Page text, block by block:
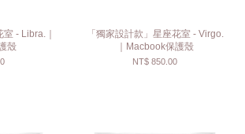
室 - Libra.｜
殼
「獨家設計款」星座花室 - Virgo.
｜Macbook保護殼
NT$ 850.00